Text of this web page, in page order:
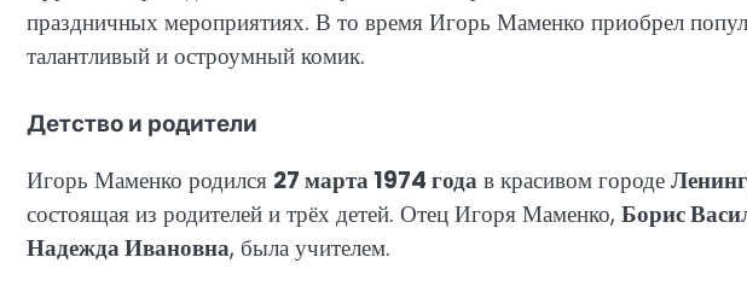
праздничных мероприятиях. В то время Игорь Маменко приобрел
талантливый и остроумный комик.
Детство и родители
Игорь Маменко родился 27 марта 1974 годав красивом городе
состоящая из родителей и трёх детей. Отец Игоря Маменко, Борис
Надежда Ивановна, была учителем.